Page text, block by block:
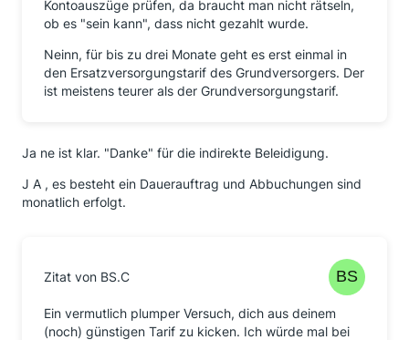
Kontoauszüge prüfen, da braucht man nicht rätseln,
ob es "sein kann", dass nicht gezahlt wurde.
Neinn, für bis zu drei Monate geht es erst einmal in
den Ersatzversorgungstarif des Grundversorgers. Der
ist meistens teurer als der Grundversorgungstarif.
Ja ne ist klar. "Danke" für die indirekte Beleidigung.
J A , es besteht ein Dauerauftrag und Abbuchungen sind
monatlich erfolgt.
Zitat von BS.C
Ein vermutlich plumper Versuch, dich aus deinem
(noch) günstigen Tarif zu kicken. Ich würde mal bei